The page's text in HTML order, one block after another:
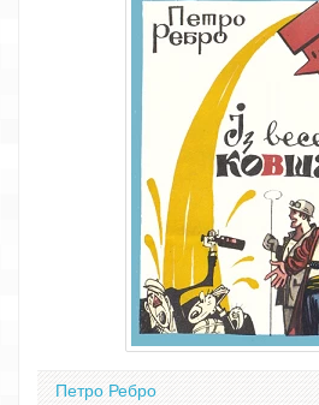
Петро Ребро